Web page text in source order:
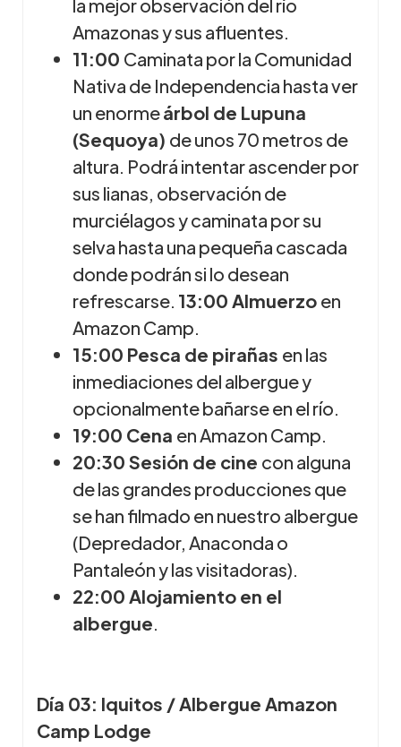
la mejor observación del río
Amazonas y sus afluentes.
11:00 Caminata por la Comunidad
Nativa de Independencia hasta ver
un enormeárbol de Lupuna
(Sequoya) de unos 70 metros de
altura. Podrá intentar ascender por
sus lianas, observación de
murciélagos y caminata por su
selva hasta una pequeña cascada
donde podrán si lo desean
refrescarse. 13:00 Almuerzo en
Amazon Camp.
15:00 Pesca de pirañas en las
inmediaciones del albergue y
opcionalmente bañarse en el río.
19:00 Cena en Amazon Camp.
20:30 Sesión de cine con alguna
de las grandes producciones que
se han filmado en nuestro albergue
(Depredador, Anaconda o
Pantaleón y las visitadoras).
22:00 Alojamiento en el
albergue
Día 03: Iquitos / Albergue Amazon
Camp Lodge